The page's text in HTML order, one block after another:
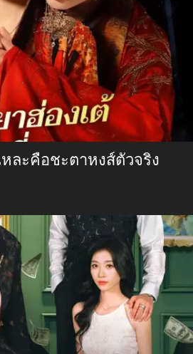
ละคือชะตาหงส์ตัวจริง